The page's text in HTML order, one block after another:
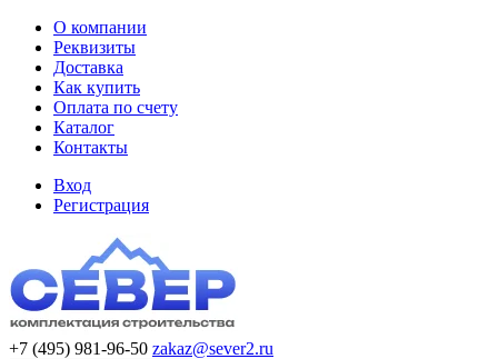
О компании
Реквизиты
Доставка
Как купить
Оплата по счету
Каталог
Контакты
Вход
Регистрация
+7 (495) 981-96-50 zakaz@sever2.ru